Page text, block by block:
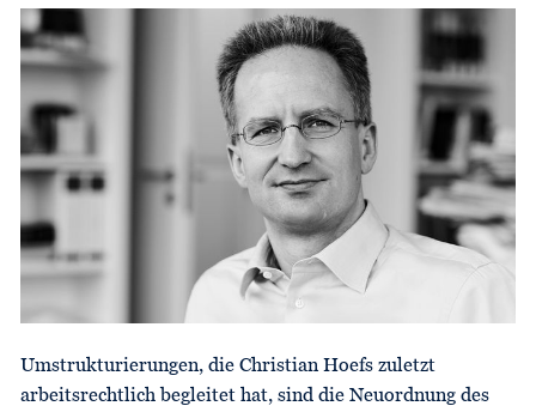
Umstrukturierungen, die Christian Hoefs zuletzt
arbeitsrecht­lich begleitet hat, sind die Neuordnung des